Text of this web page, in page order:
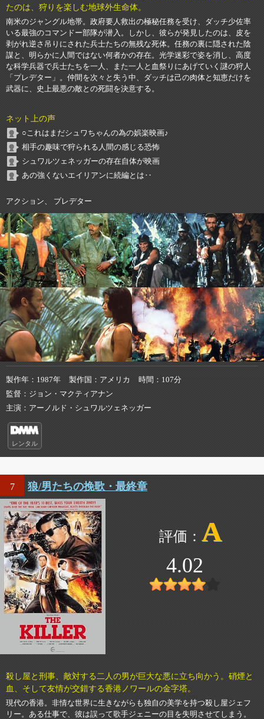
たのは、狩りを楽しむ地球外生命体。
南米のジャングル地帯。政府要人救出の極秘任務を受け、ダッチ少佐率
いる最強のコマンドー部隊が潜入。しかし、彼らが発見したのは、皮を
剥がれ逆さ吊りにされた兵士たちの無残な死体。任務の裏に隠された陰
謀と、明らかに人間ではない何者かの存在。光学迷彩で姿を消し、高度
な科学兵器で兵士たちを一人、また一人と血祭りにあげていく謎の狩人
「プレデター」。仲間を次々と失う中、ダッチは己の肉体と知恵だけを
武器に、史上最悪の敵との死闘を決意する。
ネット上の声
○これはまだシュワちゃんの為の娯楽映画♪
相手の趣味で狩られる人間の感じる恐怖
シュワルツェネッガーの存在自体が映画
あの強くないエイリアンに続編とは‥
アクション、 プレデター
製作年 1987年 製作国 アメリカ 時間
107分
監督
ジョン・マクティアナン
主演
アーノルド・シュワルツェネッガー
レンタル
7 狼/男たちの挽歌・最終章
A
4.02
殺し屋と刑事、敵対する二人の男が巨大な悪に立ち向かう。硝煙と
血、そして友情が交錯する香港ノワールの金字塔。
現代の香港。非情な世界に生きながらも独自の美学を持つ殺し屋ジェフ
リー。ある仕事で、彼は誤って歌手ジェニーの目を失明させてしまう。